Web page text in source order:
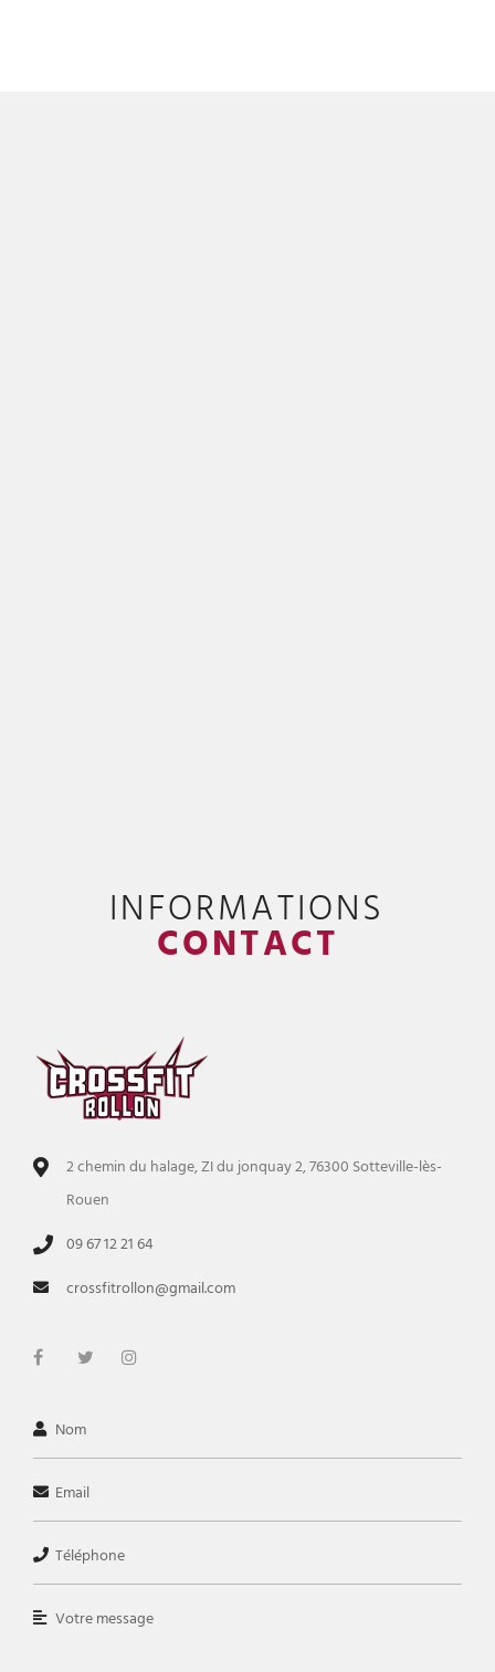
INFORMATIONS
CONTACT
2 chemin du halage, ZI du jonquay 2, 76300 Sotteville-lès-
Rouen
09 67 12 21 64
crossfitrollon@gmail.com